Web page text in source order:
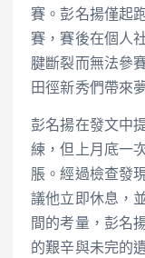
賽。彭名揚僅起
賽，賽後在個人
腱斷裂而無法參
田徑新秀們帶來
彭名揚在發文中
練，但上月底一
脹。經過檢查發
議他立即休息，
間的考量，彭名
的艱辛與未完的